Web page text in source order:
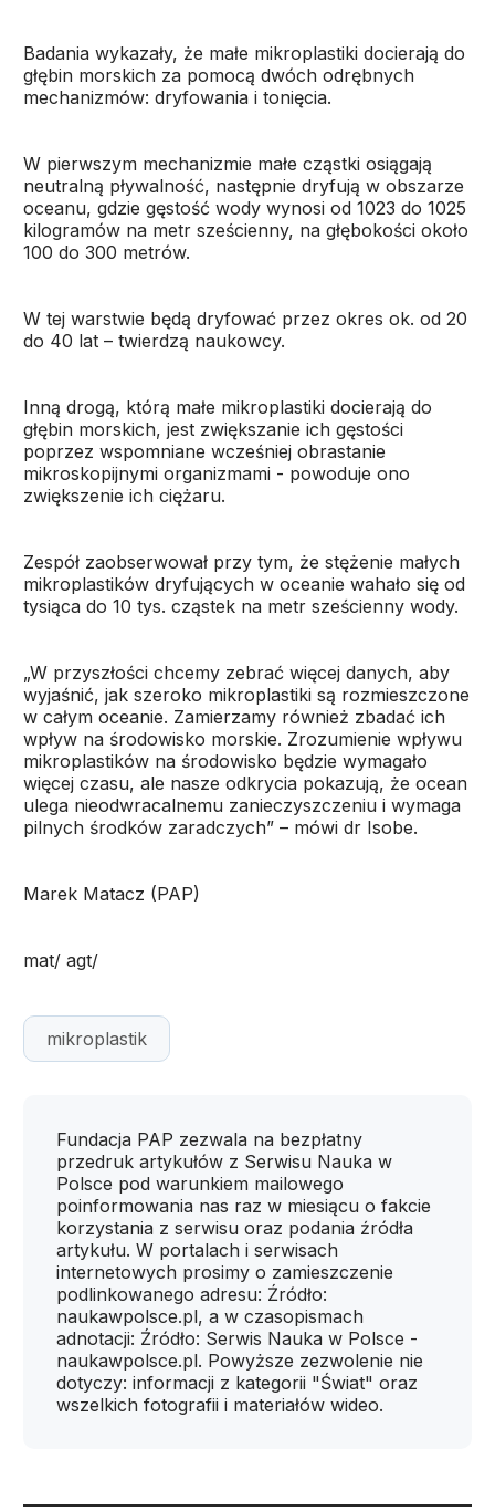
Badania wykazały, że małe mikroplastiki docierają do
głębin morskich za pomocą dwóch odrębnych
mechanizmów: dryfowania i tonięcia.
W pierwszym mechanizmie małe cząstki osiągają
neutralną pływalność, następnie dryfują w obszarze
oceanu, gdzie gęstość wody wynosi od 1023 do 1025
kilogramów na metr sześcienny, na głębokości około
100 do 300 metrów.
W tej warstwie będą dryfować przez okres ok. od 20
do 40 lat – twierdzą naukowcy.
Inną drogą, którą małe mikroplastiki docierają do
głębin morskich, jest zwiększanie ich gęstości
poprzez wspomniane wcześniej obrastanie
mikroskopijnymi organizmami - powoduje ono
zwiększenie ich ciężaru.
Zespół zaobserwował przy tym, że stężenie małych
mikroplastików dryfujących w oceanie wahało się od
tysiąca do 10 tys. cząstek na metr sześcienny wody.
„W przyszłości chcemy zebrać więcej danych, aby
wyjaśnić, jak szeroko mikroplastiki są rozmieszczone
w całym oceanie. Zamierzamy również zbadać ich
wpływ na środowisko morskie. Zrozumienie wpływu
mikroplastików na środowisko będzie wymagało
więcej czasu, ale nasze odkrycia pokazują, że ocean
ulega nieodwracalnemu zanieczyszczeniu i wymaga
pilnych środków zaradczych” – mówi dr Isobe.
Marek Matacz (PAP)
mat/ agt/
mikroplastik
Fundacja PAP zezwala na bezpłatny
przedruk artykułów z Serwisu Nauka w
Polsce pod warunkiem mailowego
poinformowania nas raz w miesiącu o fakcie
korzystania z serwisu oraz podania źródła
artykułu. W portalach i serwisach
internetowych prosimy o zamieszczenie
podlinkowanego adresu: Źródło:
naukawpolsce.pl, a w czasopismach
adnotacji: Źródło: Serwis Nauka w Polsce -
naukawpolsce.pl. Powyższe zezwolenie nie
dotyczy: informacji z kategorii "Świat" oraz
wszelkich fotografii i materiałów wideo.